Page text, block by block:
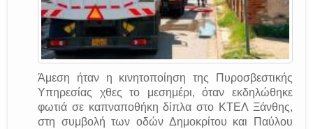
Άμεση ήταν η κινητοποίηση της Πυροσβεστικής
Υπηρεσίας χθες το μεσημέρι, όταν εκδηλώθηκε
φωτιά σε καπναποθήκη δίπλα στο ΚΤΕΛ Ξάνθης,
στη συμβολή των οδών Δημοκρίτου και Παύλου